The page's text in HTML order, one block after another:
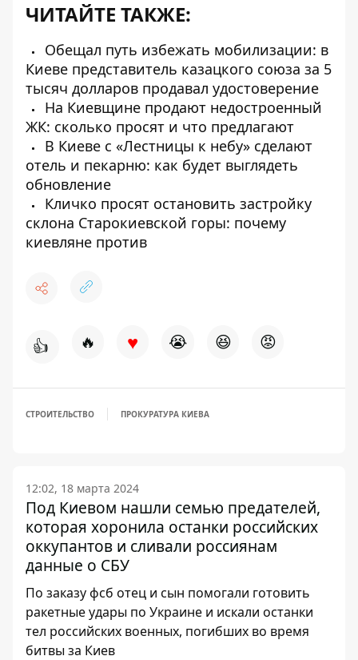
ЧИТАЙТЕ ТАКЖЕ:
Обещал путь избежать мобилизации: в
Киеве представитель казацкого союза за 5
тысяч долларов продавал удостоверение
На Киевщине продают недостроенный
ЖК: сколько просят и что предлагают
В Киеве с «Лестницы к небу» сделают
отель и пекарню: как будет выглядеть
обновление
Кличко просят остановить застройку
склона Старокиевской горы: почему
киевляне против
👍 🔥 ♥ 😭 😆 😡
СТРОИТЕЛЬСТВО ПРОКУРАТУРА КИЕВА
12:02, 18 марта 2024
Под Киевом нашли семью предателей,
которая хоронила останки российских
оккупантов и сливали россиянам
данные о СБУ
По заказу фсб отец и сын помогали готовить
ракетные удары по Украине и искали останки
тел российских военных, погибших во время
битвы за Киев